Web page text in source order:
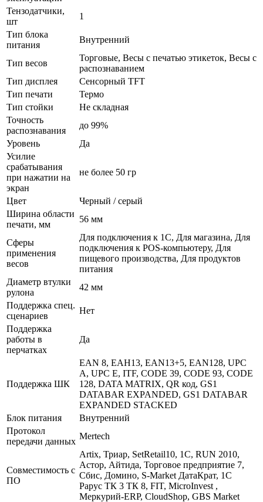
Тензодатчики,
шт
1
Тип блока
питания
Внутренний
Тип весов
Торговые, Весы с печатью этикеток, Весы с
распознаванием
Тип дисплея
Сенсорный TFT
Тип печати
Термо
Тип стойки
Не складная
Точность
распознавания
до 99%
Уровень
Да
Усилие
срабатывания
при нажатии на
экран
не более 50 гр
Цвет
Черный / серый
Ширина области
печати, мм
56 мм
Сферы
применения
весов
Для подключения к 1С, Для магазина, Для
подключения к POS-компьютеру, Для
пищевого производства, Для продуктов
питания
Диаметр втулки
рулона
42 мм
Поддержка спец.
сценариев
Нет
Поддержка
работы в
перчатках
Да
Поддержка ШК
EAN 8, EAH13, EAN13+5, EAN128, UPC
A, UPC E, ITF, CODE 39, CODE 93, CODE
128, DATA MATRIX, QR код, GS1
DATABAR EXPANDED, GS1 DATABAR
EXPANDED STACKED
Блок питания
Внутренний
Протокол
передачи данных
Mertech
Совместимость с
ПО
Artix, Триар, SetRetail10, 1С, RUN 2010,
Астор, Айтида, Торговое предприятие 7,
Сбис, Домино, S-Market ДатаКрат, 1C
Рарус ТК 3 ТК 8, FIT, MicroInvest ,
Меркурий-ERP, CloudShop, GBS Market